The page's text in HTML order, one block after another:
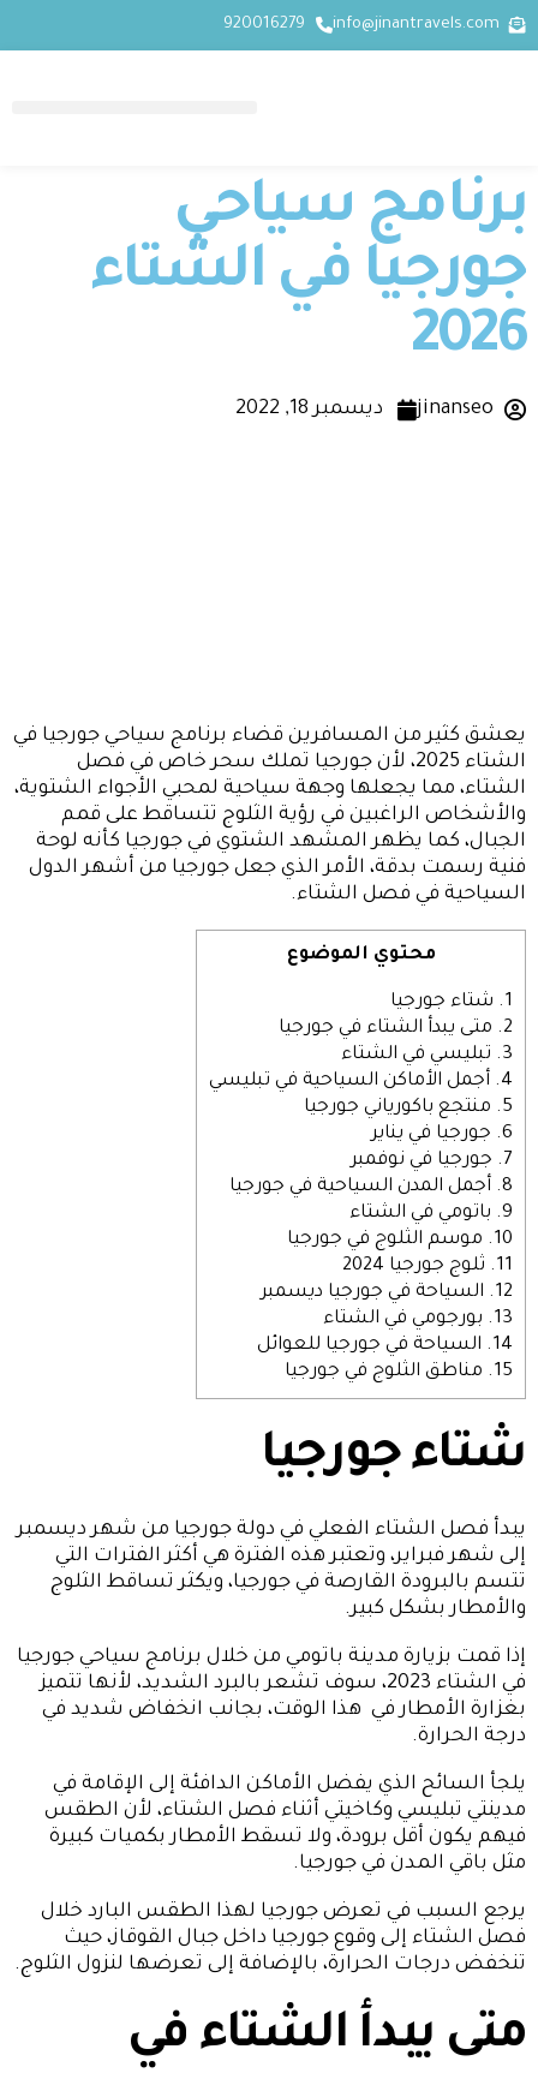
info@jinantravels.com
920016279
برنامج سياحي
جورجيا في الشتاء
2026
jinanseo ديسمبر 18, 2022
يعشق كثير من المسافرين قضاء برنامج سياحي جورجيا في
الشتاء 2025، لأن جورجيا تملك سحر خاص في فصل
الشتاء، مما يجعلها وجهة سياحية لمحبي الأجواء الشتوية،
والأشخاص الراغبين في رؤية الثلوج تتساقط على قمم
الجبال، كما يظهر المشهد الشتوي في جورجيا كأنه لوحة
فنية رسمت بدقة، الأمر الذي جعل جورجيا من أشهر الدول
السياحية في فصل الشتاء.
محتوي الموضوع
1.
شتاء جورجيا
2.
متى يبدأ الشتاء في جورجيا
3.
تبليسي في الشتاء
4.
أجمل الأماكن السياحية في تبليسي
5.
منتجع باكورياني جورجيا
6. جورجيا في يناير
7.
جورجيا في نوفمبر
8. أجمل المدن السياحية في جورجيا
9. باتومي في الشتاء
10.
موسم الثلوج في جورجيا
11.
ثلوج جورجيا 2024
12.
السياحة في جورجيا ديسمبر
13.
بورجومي في الشتاء
14.
السياحة في جورجيا للعوائل
15.
مناطق الثلوج في جورجيا
شتاء جورجيا
يبدأ فصل الشتاء الفعلي في دولة جورجيا من شهر ديسمبر
إلى شهر فبراير، وتعتبر هذه الفترة هي أكثر الفترات التي
تتسم بالبرودة القارصة في جورجيا، ويكثر تساقط الثلوج
والأمطار بشكل كبير.
إذا قمت بزيارة مدينة باتومي من خلال برنامج سياحي جورجيا
في الشتاء 2023، سوف تشعر بالبرد الشديد، لأنها تتميز
بغزارة الأمطار في هذا الوقت، بجانب انخفاض شديد في
درجة الحرارة.
يلجأ السائح الذي يفضل الأماكن الدافئة إلى الإقامة في
مدينتي تبليسي وكاخيتي أثناء فصل الشتاء، لأن الطقس
فيهم يكون أقل برودة، ولا تسقط الأمطار بكميات كبيرة
مثل باقي المدن في جورجيا.
يرجع السبب في تعرض جورجيا لهذا الطقس البارد خلال
فصل الشتاء إلى وقوع جورجيا داخل جبال القوقاز، حيث
تنخفض درجات الحرارة، بالإضافة إلى تعرضها لنزول الثلوج.
متى يبدأ الشتاء في